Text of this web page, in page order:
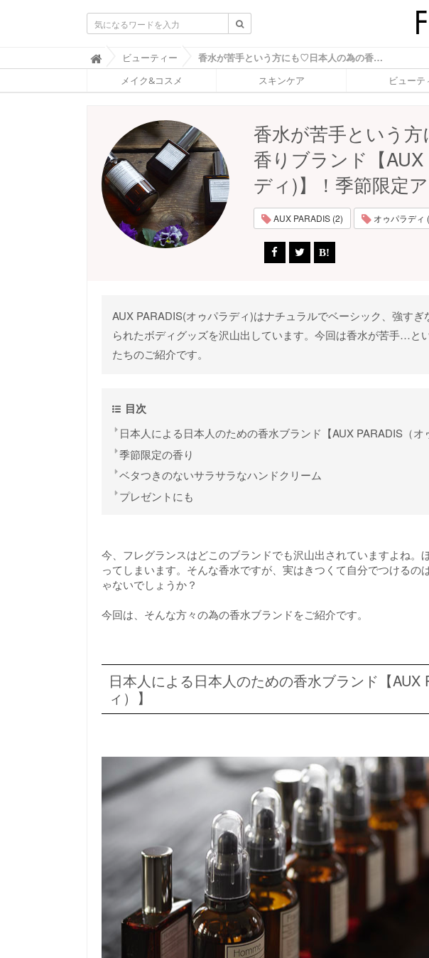
ふ
ぉ
ち
O
R
T
U
N
ビューティー 香水が苦手という方にも♡日本人の為の香りブランド【AUX PARADIS(オゥパラディ)】！季節限定アイテムは必見 - ふぉーちゅん(FORTUNE)
メイク&コスメ スキンケア ビューテ
香水が苦手という
香りブランド【
ディ)】！季節限定
AUX PARADIS (2) オゥパラディ
AUX PARADIS(オゥパラディ)はナチュラルでベーシック、強す
られたボディグッズを沢山出しています。今回は香水が苦手…と
たちのご紹介です。
目次
日本人による日本人のための香水ブランド【AUX PARADIS（オ
季節限定の香り
ベタつきのないサラサラなハンドクリーム
プレゼントにも
今、フレグランスはどこのブランドでも沢山出されていますよね。
ってしまいます。そんな香水ですが、実はきつくて自分でつける
ゃないでしょうか？
今回は、そんな方々の為の香水ブランドをご紹介です。
日本人による日本人のための香水ブランド【AUX
ィ）】